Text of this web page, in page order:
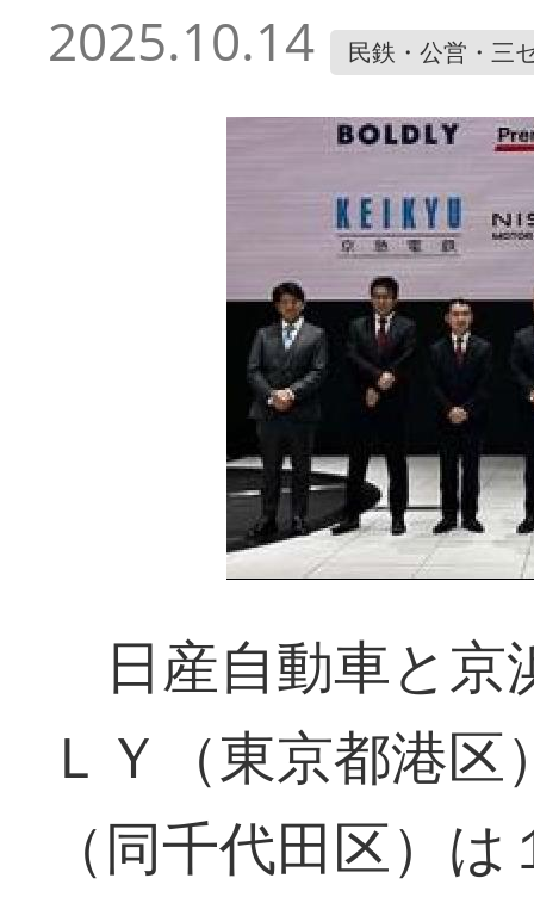
2025.10.14 民鉄・公営・三
日産自動車と京
ＬＹ（東京都港
（同千代田区）